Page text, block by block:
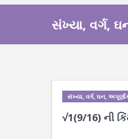
સંખ્યા, વર્ગ,
સંખ્યા, વર્ગ, ઘન,
√1(9/16) ની